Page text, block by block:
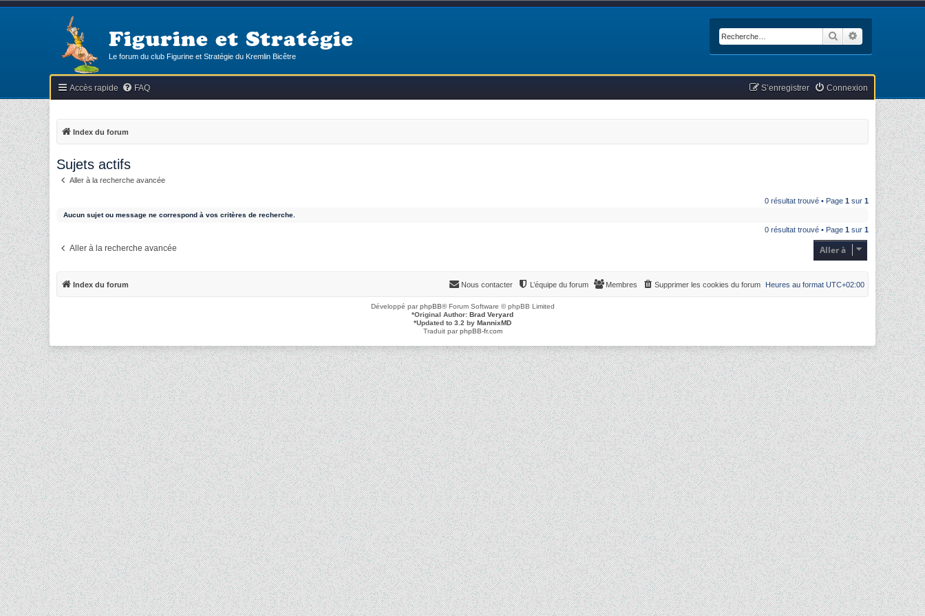
Figurine et Stratégie
Le forum du club Figurine et Stratégie du Kremlin Bicêtre
Rechercher
Accès rapide FAQ Connexion
S’enregistrer
Index du forum
Sujets actifs
Aller à la recherche avancée
0 résultat trouvé • Page 1 sur 1
Aucun sujet ou message ne correspond à vos critères de recherche.
0 résultat trouvé • Page 1 sur 1
Aller à la recherche avancée Aller à
Index du forum Heures au format UTC+02:00
Supprimer les cookies du forum
Membres
L’équipe du forum
Nous contacter
Développé parphpBB® Forum Software © phpBB Limited
*Original Author: Brad Veryard
*Updated to 3.2 by MannixMD
Traduit parphpBB-fr.com